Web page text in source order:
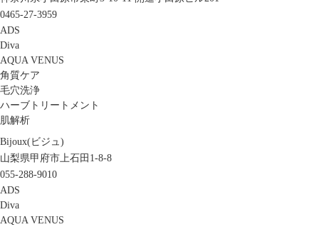
0465-27-3959
ADS
Diva
AQUA VENUS
角質ケア
毛穴洗浄
ハーブトリートメント
肌解析
Bijoux(ビジュ)
山梨県甲府市上石田1-8-8
055-288-9010
ADS
Diva
AQUA VENUS